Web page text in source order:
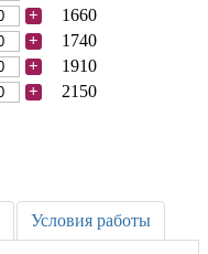
+
1660
+
1740
+
1910
+ 2150
Условия работы